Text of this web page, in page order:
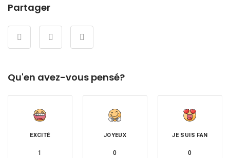
Partager
Qu'en avez-vous pensé?
EXCITÉ
1
JOYEUX
0
JE SUIS FAN
0